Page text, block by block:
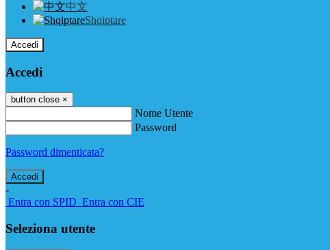
中文
Shqiptare
Accedi
Accedi
button close ×
Nome Utente
Password
Password dimenticata?
-
Entra con SPID Entra con CIE
Seleziona utente